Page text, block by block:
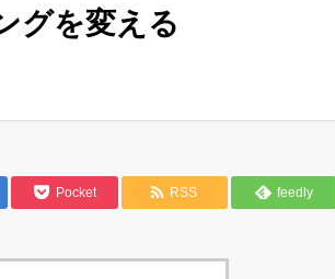
グを変える
Pocket RSS feedly